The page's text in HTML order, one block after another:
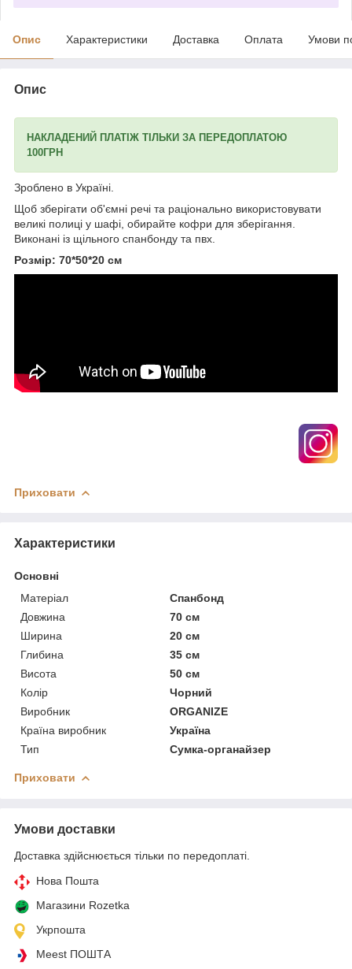
Опис Характеристики Доставка Оплата Умови
Опис
НАКЛАДЕНИЙ ПЛАТІЖ ТІЛЬКИ ЗА ПЕРЕДОПЛАТОЮ
100ГРН
Зроблено в Україні.
Щоб зберігати об'ємні речі та раціонально використовувати
великі полиці у шафі, обирайте кофри для зберігання.
Виконані із щільного спанбонду та пвх.
Розмір: 70*50*20 см
Приховати
Характеристики
Основні
Матеріал
Спанбонд
Довжина
70 см
Ширина
20 см
Глибина
35 см
Висота
50 см
Колір
Чорний
Виробник
ORGANIZE
Країна виробник
Україна
Тип
Сумка-органайзер
Приховати
Умови доставки
Доставка здійснюється тільки по передоплаті.
Нова Пошта
Магазини Rozetka
Укрпошта
Meest ПОШТА